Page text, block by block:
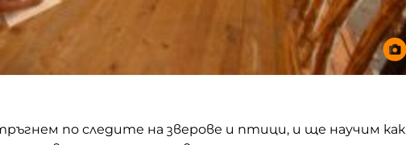
по следите на зверове и птици, и ще научим как